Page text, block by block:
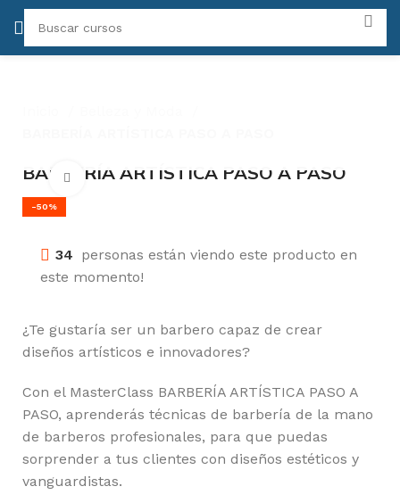
BARBERÍA ARTÍSTICA PASO A PASO
-50%
Click para agrandar
34 personas están viendo este producto en
este momento!
¿Te gustaría ser un barbero capaz de crear
diseños artísticos e innovadores?
Con el MasterClass BARBERÍA ARTÍSTICA PASO A
PASO, aprenderás técnicas de barbería de la mano
de barberos profesionales, para que puedas
sorprender a tus clientes con diseños estéticos y
vanguardistas.
NEGOCIO MARKETING